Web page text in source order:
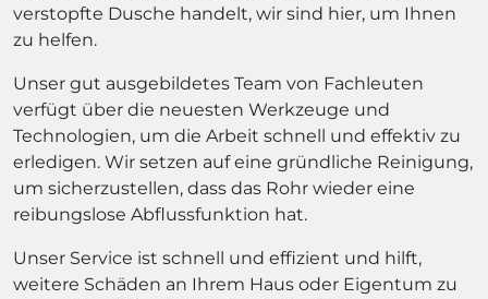
verstopfte Dusche handelt, wir sind hier, um Ihnen
zu helfen.
Unser gut ausgebildetes Team von Fachleuten
verfügt über die neuesten Werkzeuge und
Technologien, um die Arbeit schnell und effektiv zu
erledigen. Wir setzen auf eine gründliche Reinigung,
um sicherzustellen, dass das Rohr wieder eine
reibungslose Abflussfunktion hat.
Unser Service ist schnell und effizient und hilft,
weitere Schäden an Ihrem Haus oder Eigentum zu